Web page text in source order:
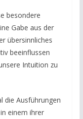
besondere
Gabe aus der
übersinnliches
beeinflussen
Intuition zu
die Ausführungen
einem ihrer